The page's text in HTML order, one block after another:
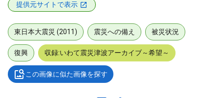
提供元サイトで表示
東日本大震災 (2011) 震災への備え 被災状況
復興 収録:いわて震災津波アーカイブ～希望～
この画像に似た画像を探す